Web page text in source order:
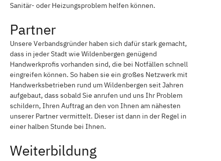
Sanitär- oder Heizungsproblem helfen können.
Partner
Unsere Verbandsgründer haben sich dafür stark gemacht,
dass in jeder Stadt wie Wildenbergen genügend
Handwerkprofis vorhanden sind, die bei Notfällen schnell
eingreifen können. So haben sie ein großes Netzwerk mit
Handwerksbetrieben rund um Wildenbergen seit Jahren
aufgebaut, dass sobald Sie anrufen und uns Ihr Problem
schildern, Ihren Auftrag an den von Ihnen am nähesten
unserer Partner vermittelt. Dieser ist dann in der Regel in
einer halben Stunde bei Ihnen.
Weiterbildung